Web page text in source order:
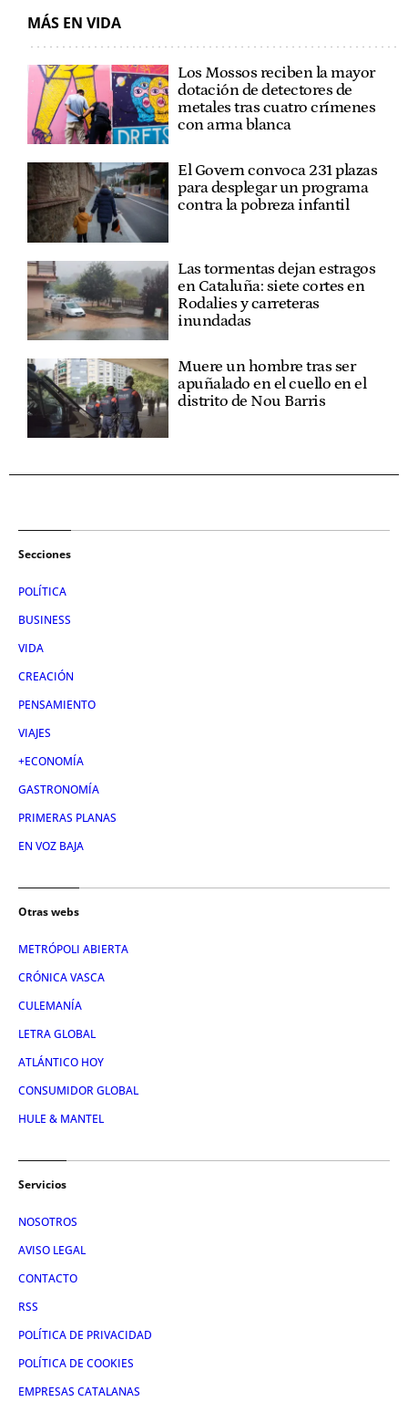
MÁS EN VIDA
Los Mossos reciben la mayor
dotación de detectores de
metales tras cuatro crímenes
con arma blanca
El Govern convoca 231 plazas
para desplegar un programa
contra la pobreza infantil
Las tormentas dejan estragos
en Cataluña: siete cortes en
Rodalies y carreteras
inundadas
Muere un hombre tras ser
apuñalado en el cuello en el
distrito de Nou Barris
Secciones
POLÍTICA
BUSINESS
VIDA
CREACIÓN
PENSAMIENTO
VIAJES
+ECONOMÍA
GASTRONOMÍA
PRIMERAS PLANAS
EN VOZ BAJA
Otras webs
METRÓPOLI ABIERTA
CRÓNICA VASCA
CULEMANÍA
LETRA GLOBAL
ATLÁNTICO HOY
CONSUMIDOR GLOBAL
HULE & MANTEL
Servicios
NOSOTROS
AVISO LEGAL
CONTACTO
RSS
POLÍTICA DE PRIVACIDAD
POLÍTICA DE COOKIES
EMPRESAS CATALANAS